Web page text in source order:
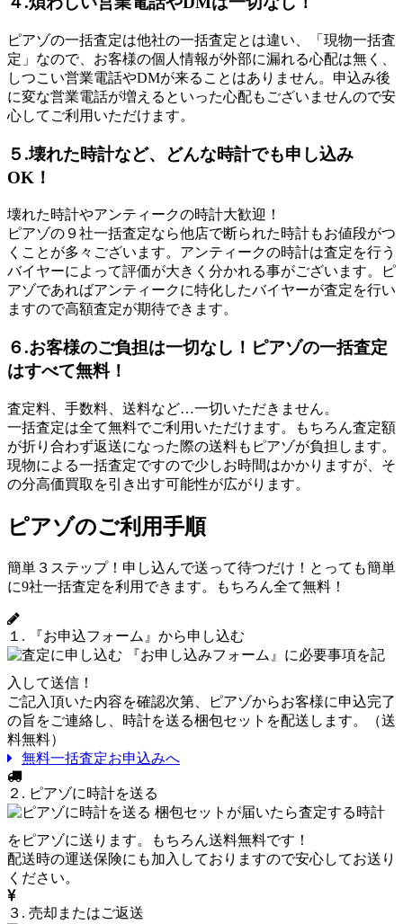
ピアゾの一括査定は他社の一括査定とは違い、「現物一括査
定」なので、お客様の個人情報が外部に漏れる心配は無く、
しつこい営業電話やDMが来ることはありません。申込み後
に変な営業電話が増えるといった心配もございませんので安
心してご利用いただけます。
５.壊れた時計など、どんな時計でも申し込み
OK！
壊れた時計やアンティークの時計大歓迎！
ピアゾの９社一括査定なら他店で断られた時計もお値段がつ
くことが多々ございます。アンティークの時計は査定を行う
バイヤーによって評価が大きく分かれる事がございます。ピ
アゾであればアンティークに特化したバイヤーが査定を行い
ますので高額査定が期待できます。
６.お客様のご負担は一切なし！ピアゾの一括査定
はすべて無料！
査定料、手数料、送料など…一切いただきません。
一括査定は全て無料でご利用いただけます。もちろん査定額
が折り合わず返送になった際の送料もピアゾが負担します。
現物による一括査定ですので少しお時間はかかりますが、そ
の分高価買取を引き出す可能性が広がります。
ピアゾのご利用手順
簡単３ステップ！申し込んで送って待つだけ！とっても簡単
に9社一括査定を利用できます。もちろん全て無料！
１. 『お申込フォーム』から申し込む
『お申し込みフォーム』に必要事項を記
入して送信！
ご記入頂いた内容を確認次第、ピアゾからお客様に申込完了
の旨をご連絡し、時計を送る梱包セットを配送します。（送
料無料）
無料一括査定お申込みへ
２. ピアゾに時計を送る
梱包セットが届いたら査定する時計
をピアゾに送ります。もちろん送料無料です！
配送時の運送保険にも加入しておりますので安心してお送り
ください。
３. 売却またはご返送